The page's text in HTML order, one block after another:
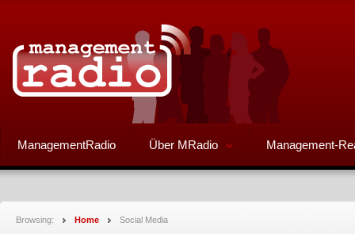
ManagementRadio Über MRadio Management-
Browsing: Home Social Media